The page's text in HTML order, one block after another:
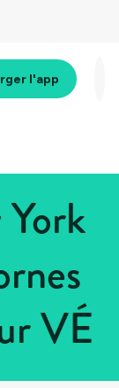
l'app
VÉ